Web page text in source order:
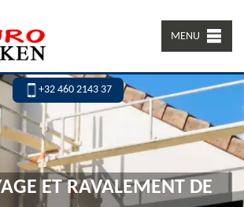
MENU
+32 460 2143 37
ET RAVALEMENT DE